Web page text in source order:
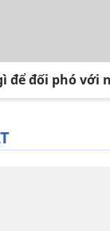
để đối phó với